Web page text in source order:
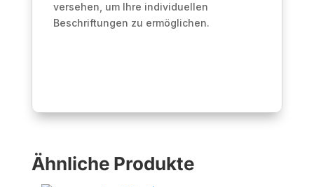
versehen, um Ihre individuellen
Beschriftungen zu ermöglichen.
Ähnliche Produkte